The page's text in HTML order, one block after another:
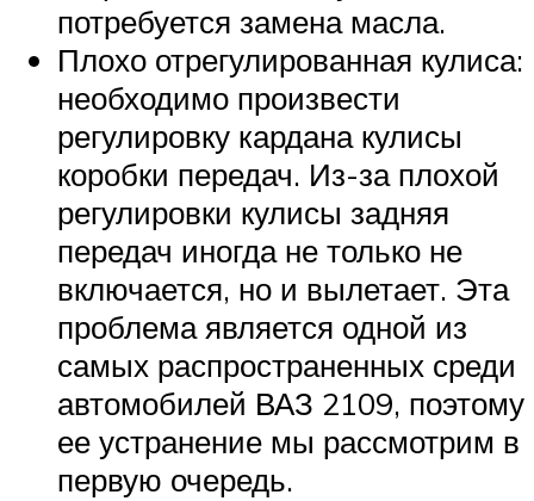
потребуется замена масла.
Плохо отрегулированная кулиса:
необходимо произвести
регулировку кардана кулисы
коробки передач. Из-за плохой
регулировки кулисы задняя
передач иногда не только не
включается, но и вылетает. Эта
проблема является одной из
самых распространенных среди
автомобилей ВАЗ 2109, поэтому
ее устранение мы рассмотрим в
первую очередь.